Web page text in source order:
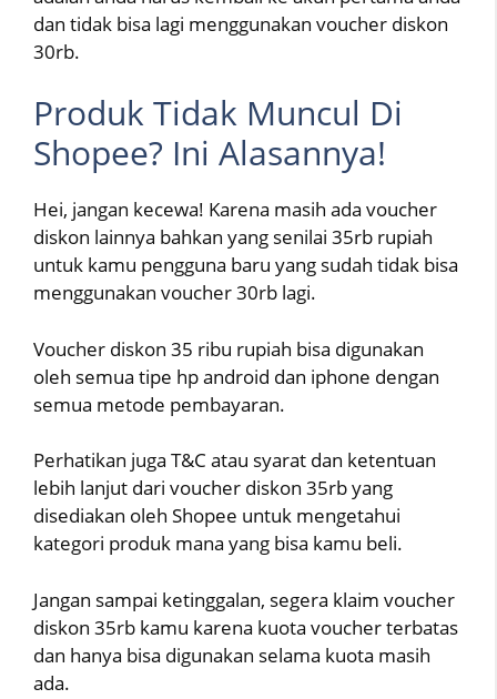
dan tidak bisa lagi menggunakan voucher diskon
30rb.
Produk Tidak Muncul Di
Shopee? Ini Alasannya!
Hei, jangan kecewa! Karena masih ada voucher
diskon lainnya bahkan yang senilai 35rb rupiah
untuk kamu pengguna baru yang sudah tidak bisa
menggunakan voucher 30rb lagi.
Voucher diskon 35 ribu rupiah bisa digunakan
oleh semua tipe hp android dan iphone dengan
semua metode pembayaran.
Perhatikan juga T&C atau syarat dan ketentuan
lebih lanjut dari voucher diskon 35rb yang
disediakan oleh Shopee untuk mengetahui
kategori produk mana yang bisa kamu beli.
Jangan sampai ketinggalan, segera klaim voucher
diskon 35rb kamu karena kuota voucher terbatas
dan hanya bisa digunakan selama kuota masih
ada.